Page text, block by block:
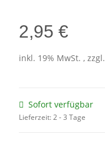
2,95 €
inkl. 19% MwSt. , zzgl.
Sofort verfügbar
Lieferzeit:2 - 3 Tage